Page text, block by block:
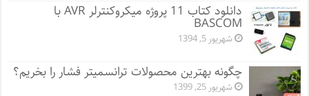
دانلود کتاب 11 پروژه میکروکنترلر AVR با
BASCOM
شهریور 5, 1394
چگونه بهترین محصولات ترانسمیتر فشار را بخریم؟
شهریور 25, 1399